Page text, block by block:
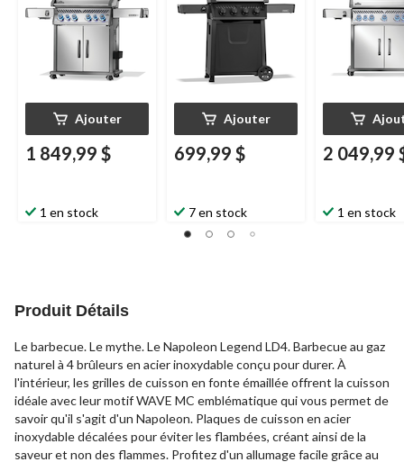
Ajouter
1 849,99 $
1 en stock
Ajouter
699,99 $
7 en stock
2 049,99
1 en stock
Produit Détails
Le barbecue. Le mythe. Le Napoleon Legend LD4. Barbecue au gaz
naturel à 4 brûleurs en acier inoxydable conçu pour durer. À
l'intérieur, les grilles de cuisson en fonte émaillée offrent la cuisson
idéale avec leur motif WAVE MC emblématique qui vous permet de
savoir qu'il s'agit d'un Napoleon. Plaques de cuisson en acier
inoxydable décalées pour éviter les flambées, créant ainsi de la
saveur et non des flammes. Profitez d'un allumage facile grâce au